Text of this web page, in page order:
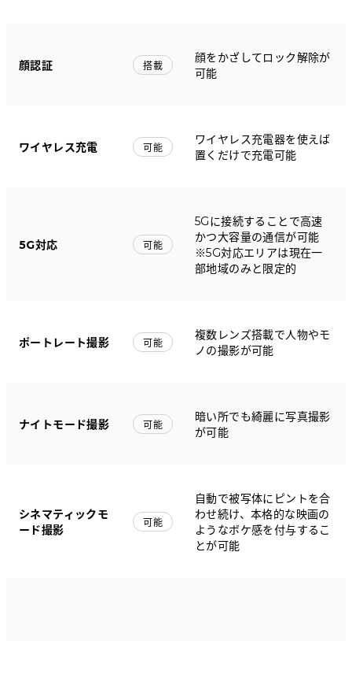
顔認証 搭載
顔をかざしてロック解除が
可能
ワイヤレス充電 可能
ワイヤレス充電器を使えば
置くだけで充電可能
5G対応 可能
5Gに接続することで高速
かつ大容量の通信が可能
※5G対応エリアは現在一
部地域のみと限定的
ポートレート撮影 可能
複数レンズ搭載で人物やモ
ノの撮影が可能
ナイトモード撮影 可能
暗い所でも綺麗に写真撮影
が可能
シネマティックモ
ード撮影
可能
自動で被写体にピントを合
わせ続け、本格的な映画の
ようなボケ感を付与するこ
とが可能